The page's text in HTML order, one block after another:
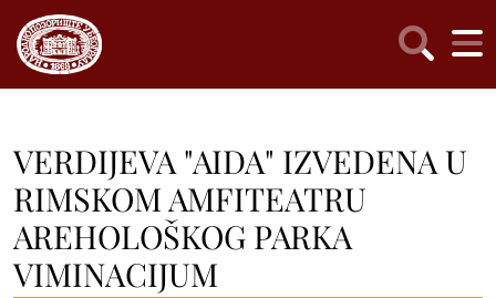
VERDIJEVA "AIDA" IZVEDENA U
RIMSKOM AMFITEATRU
AREHOLOŠKOG PARKA
VIMINACIJUM